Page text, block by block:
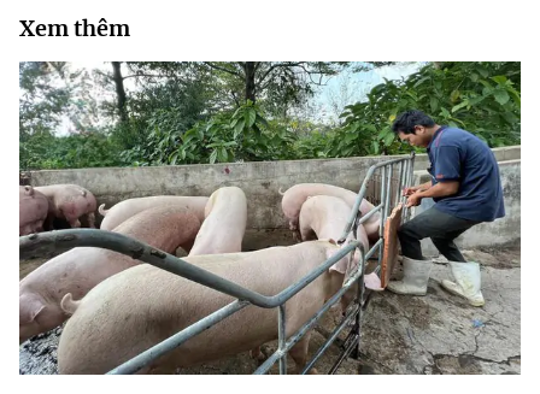
Xem thêm